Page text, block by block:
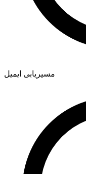
مسیریابی ایمیل